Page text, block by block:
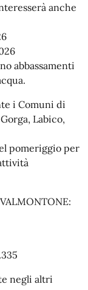
anche
abbassamenti
i Comuni di
Labico,
pomeriggio per
negli altri